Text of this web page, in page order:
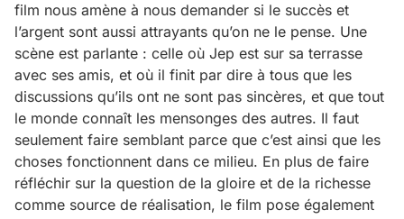
film nous amène à nous demander si le succès et
l’argent sont aussi attrayants qu’on ne le pense. Une
scène est parlante : celle où Jep est sur sa terrasse
avec ses amis, et où il finit par dire à tous que les
discussions qu’ils ont ne sont pas sincères, et que tout
le monde connaît les mensonges des autres. Il faut
seulement faire semblant parce que c’est ainsi que les
choses fonctionnent dans ce milieu. En plus de faire
réfléchir sur la question de la gloire et de la richesse
comme source de réalisation, le film pose également